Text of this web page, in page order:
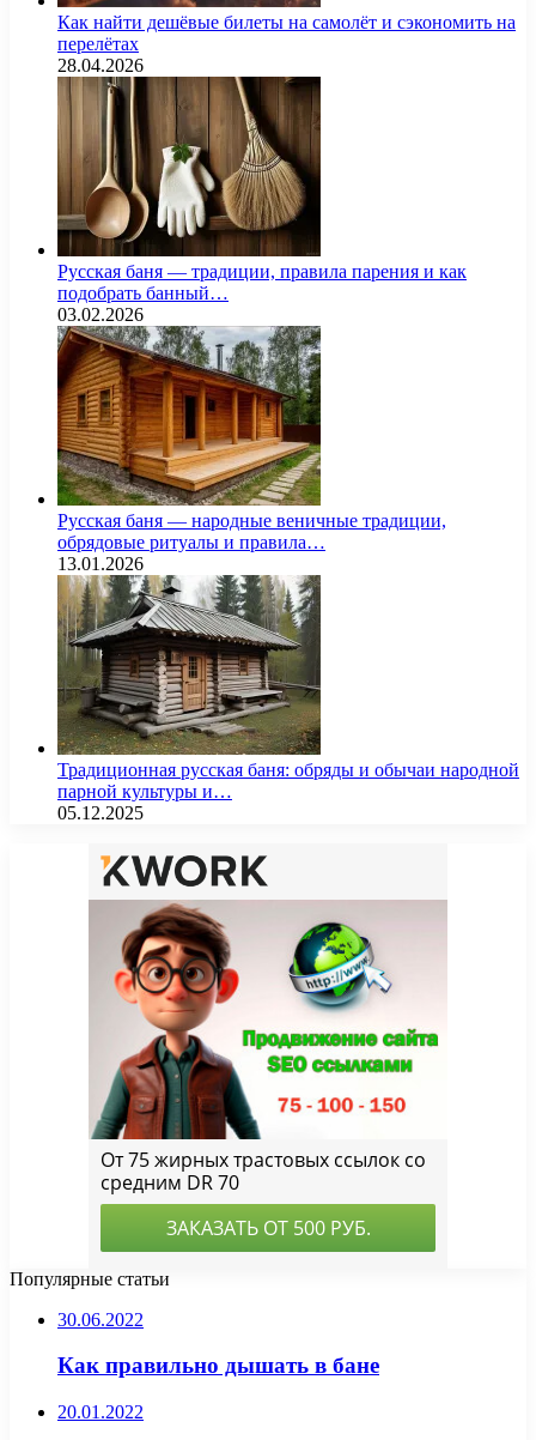
Как найти дешёвые билеты на самолёт и сэкономить на
перелётах
28.04.2026
Русская баня — традиции, правила парения и как
подобрать банный…
03.02.2026
Русская баня — народные веничные традиции,
обрядовые ритуалы и правила…
13.01.2026
Традиционная русская баня: обряды и обычаи народной
парной культуры и…
05.12.2025
Популярные статьи
30.06.2022
Как правильно дышать в бане
20.01.2022